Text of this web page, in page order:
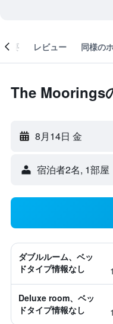
概要 レビュー 同様の
The Moorings
8月14日 金
宿泊者2名, 1​部屋
ダブルルーム、ベッ
ドタイプ情報なし
Deluxe room、ベッ
ドタイプ情報なし